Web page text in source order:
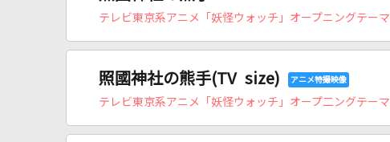
テレビ東京系アニメ「妖怪ウォッチ」オープニングテーマ
照國神社の熊手(TV size)
テレビ東京系アニメ「妖怪ウォッチ」オープ二ングテーマ